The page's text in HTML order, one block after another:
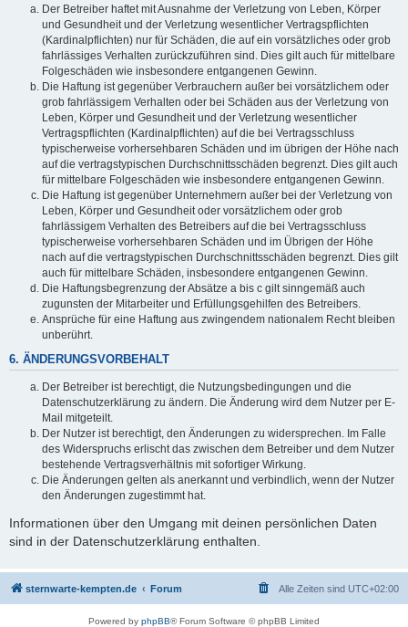
Der Betreiber haftet mit Ausnahme der Verletzung von Leben, Körper
und Gesundheit und der Verletzung wesentlicher Vertragspflichten
(Kardinalpflichten) nur für Schäden, die auf ein vorsätzliches oder grob
fahrlässiges Verhalten zurückzuführen sind. Dies gilt auch für mittelbare
Folgeschäden wie insbesondere entgangenen Gewinn.
Die Haftung ist gegenüber Verbrauchern außer bei vorsätzlichem oder
grob fahrlässigem Verhalten oder bei Schäden aus der Verletzung von
Leben, Körper und Gesundheit und der Verletzung wesentlicher
Vertragspflichten (Kardinalpflichten) auf die bei Vertragsschluss
typischerweise vorhersehbaren Schäden und im übrigen der Höhe nach
auf die vertragstypischen Durchschnittsschäden begrenzt. Dies gilt auch
für mittelbare Folgeschäden wie insbesondere entgangenen Gewinn.
Die Haftung ist gegenüber Unternehmern außer bei der Verletzung von
Leben, Körper und Gesundheit oder vorsätzlichem oder grob
fahrlässigem Verhalten des Betreibers auf die bei Vertragsschluss
typischerweise vorhersehbaren Schäden und im Übrigen der Höhe
nach auf die vertragstypischen Durchschnittsschäden begrenzt. Dies gilt
auch für mittelbare Schäden, insbesondere entgangenen Gewinn.
Die Haftungsbegrenzung der Absätze a bis c gilt sinngemäß auch
zugunsten der Mitarbeiter und Erfüllungsgehilfen des Betreibers.
Ansprüche für eine Haftung aus zwingendem nationalem Recht bleiben
unberührt.
6. ÄNDERUNGSVORBEHALT
Der Betreiber ist berechtigt, die Nutzungsbedingungen und die
Datenschutzerklärung zu ändern. Die Änderung wird dem Nutzer per E-
Mail mitgeteilt.
Der Nutzer ist berechtigt, den Änderungen zu widersprechen. Im Falle
des Widerspruchs erlischt das zwischen dem Betreiber und dem Nutzer
bestehende Vertragsverhältnis mit sofortiger Wirkung.
Die Änderungen gelten als anerkannt und verbindlich, wenn der Nutzer
den Änderungen zugestimmt hat.
Informationen über den Umgang mit deinen persönlichen Daten
sind in der Datenschutzerklärung enthalten.
sternwarte-kempten.de Forum Alle Zeiten sind UTC+02:00
Powered by phpBB® Forum Software © phpBB Limited